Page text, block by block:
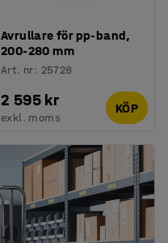
Avrullare för pp-band,
200-280 mm
Art. nr: 25728
2 595 kr
exkl. moms
KÖP